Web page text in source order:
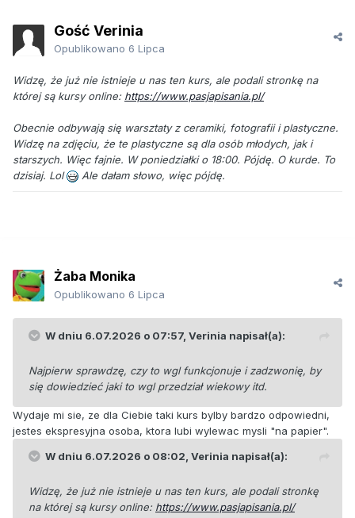
Gość Verinia
Opublikowano 6 Lipca
Widzę, że już nie istnieje u nas ten kurs, ale podali stronkę na
której są kursy online: https://www.pasjapisania.pl/
Obecnie odbywają się warsztaty z ceramiki, fotografii i plastyczne.
Widzę na zdjęciu, że te plastyczne są dla osób młodych, jak i
starszych. Więc fajnie. W poniedziałki o 18:00. Pójdę. O kurde. To
dzisiaj. Lol
Ale dałam słowo, więc pójdę.
Żaba Monika
Opublikowano 6 Lipca
W dniu 6.07.2026 o 07:57, Verinia napisał(a):
Najpierw sprawdzę, czy to wgl funkcjonuje i zadzwonię, by
się dowiedzieć jaki to wgl przedział wiekowy itd.
Wydaje mi sie, ze dla Ciebie taki kurs bylby bardzo odpowiedni,
jestes ekspresyjna osoba, ktora lubi wylewac mysli "na papier".
W dniu 6.07.2026 o 08:02, Verinia napisał(a):
Widzę, że już nie istnieje u nas ten kurs, ale podali stronkę
na której są kursy online: https://www.pasjapisania.pl/